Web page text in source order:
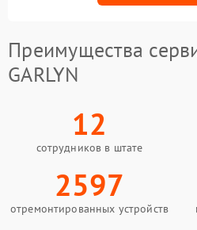
Преимущества
GARLYN
12
сотрудников в штате
2597
отремонтированных устройств